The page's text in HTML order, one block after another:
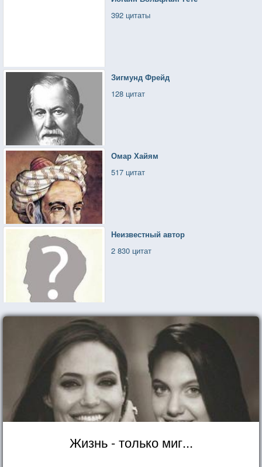
392 цитаты
Зигмунд Фрейд
128 цитат
Омар Хайям
517 цитат
Неизвестный автор
2 830 цитат
Жизнь - только миг...